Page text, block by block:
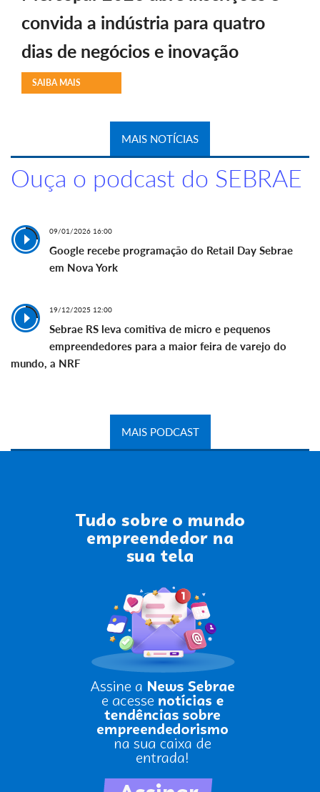
convida a indústria para quatro
dias de negócios e inovação
SAIBA MAIS
MAIS NOTÍCIAS
Ouça o podcast do SEBRAE
09/01/2026 16:00
Google recebe programação do Retail Day Sebrae
em Nova York
19/12/2025 12:00
Sebrae RS leva comitiva de micro e pequenos
empreendedores para a maior feira de varejo do
mundo, a NRF
MAIS PODCAST